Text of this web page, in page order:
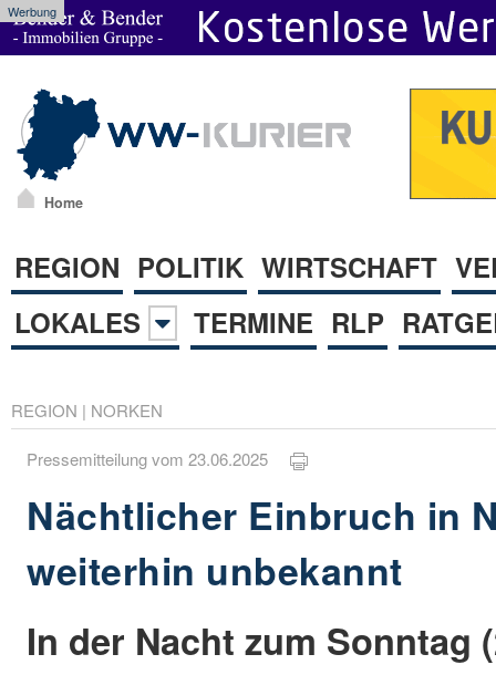
Werbung
Home
REGION POLITIK WIRTSCHAFT
LOKALES
TERMINE RLP
REGION | NORKEN
Pressemitteilung vom 23.06.2025
Nächtlicher Einbruch in
weiterhin unbekannt
In der Nacht zum Sonntag